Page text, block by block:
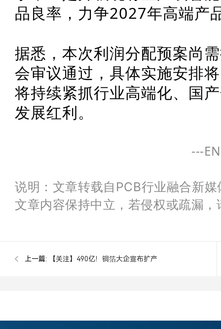
品良率，力争2027年高端产
据悉，本次利润分配预案尚
会审议通过，具体实施安排
将持续紧抓行业高端化、国
发展红利。
---
说明：文章转载自PCB行业融合新
文章内容保持中立，若侵权或疏漏
上一篇: 【关注】490亿！铜箔大企宣布扩产